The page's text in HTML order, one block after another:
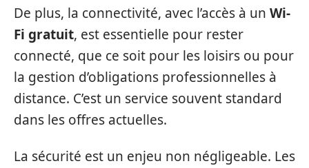
De plus, la connectivité, avec l’accès à un Wi-
Fi gratuit, est essentielle pour rester
connecté, que ce soit pour les loisirs ou pour
la gestion d’obligations professionnelles à
distance. C’est un service souvent standard
dans les offres actuelles.
La sécurité est un enjeu non négligeable. Les